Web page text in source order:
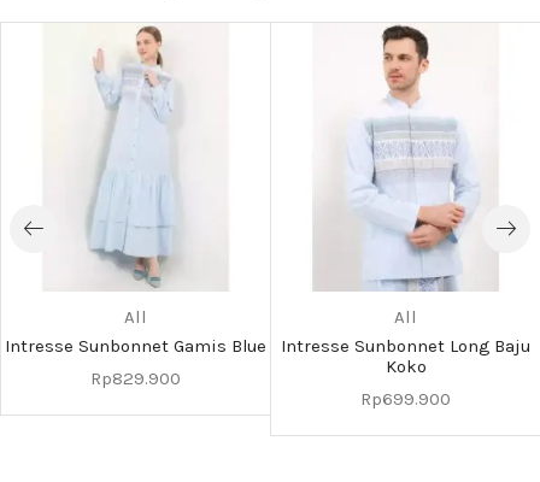
All
Intresse Sunbonnet Gamis Blue
Rp829.900
All
Intresse Sunbonnet Long Baju
Koko
Rp699.900